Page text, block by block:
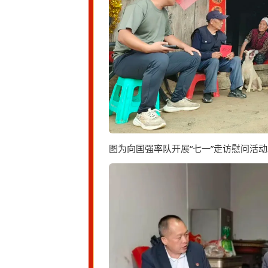
图为向国强率队开展“七一”走访慰问活